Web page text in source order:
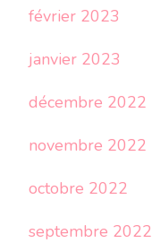
février 2023
janvier 2023
décembre 2022
novembre 2022
octobre 2022
septembre 2022